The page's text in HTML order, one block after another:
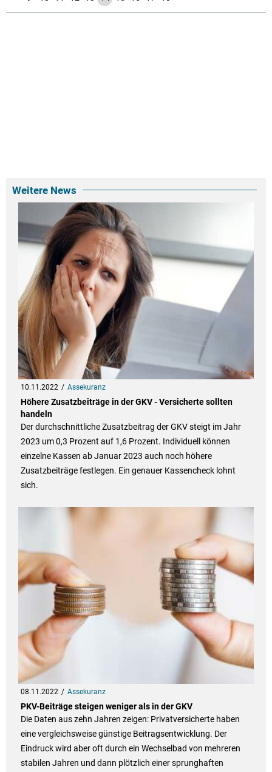
Weitere News
10.11.2022 Assekuranz
Höhere Zusatzbeiträge in der GKV - Versicherte sollten
handeln
Der durchschnittliche Zusatzbeitrag der GKV steigt im Jahr
2023 um 0,3 Prozent auf 1,6 Prozent. Individuell können
einzelne Kassen ab Januar 2023 auch noch höhere
Zusatzbeiträge festlegen. Ein genauer Kassencheck lohnt
sich.
08.11.2022 Assekuranz
PKV-Beiträge steigen weniger als in der GKV
Die Daten aus zehn Jahren zeigen: Privatversicherte haben
eine vergleichsweise günstige Beitragsentwicklung. Der
Eindruck wird aber oft durch ein Wechselbad von mehreren
stabilen Jahren und dann plötzlich einer sprunghaften